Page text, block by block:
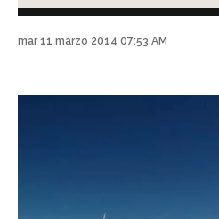
mar 11 marzo 2014 07:53 AM